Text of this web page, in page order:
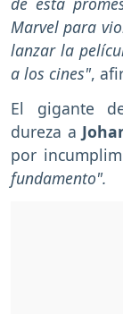
Marvel para
lanzar la
a los cines",
El gigante
dureza a
por
fundamento".